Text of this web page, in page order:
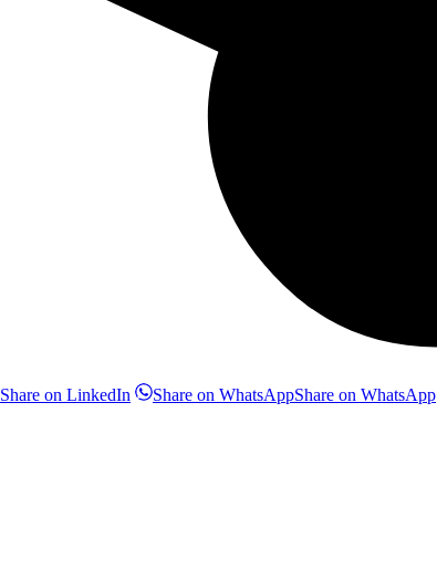
Share on LinkedIn Share on WhatsAppShare on WhatsApp